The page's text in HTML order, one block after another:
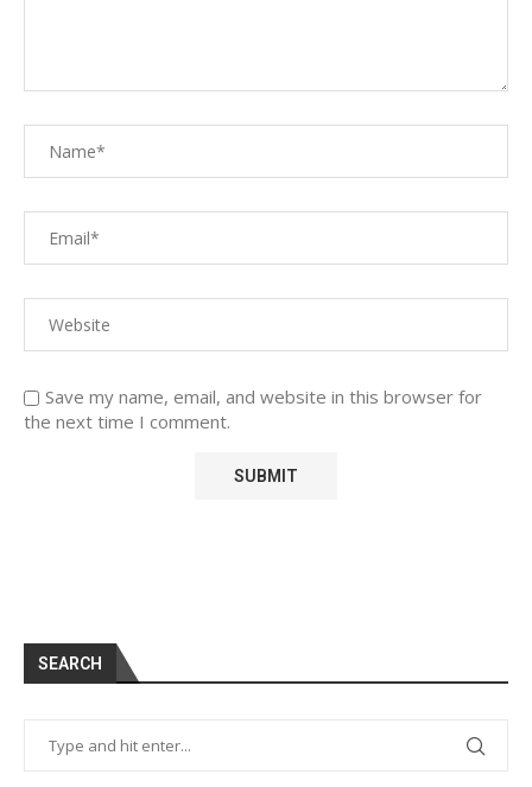
Save my name, email, and website in this browser for
the next time I comment.
SEARCH